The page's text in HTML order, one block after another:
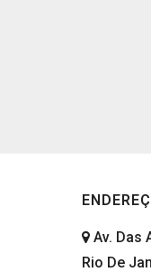
Av. Das
Rio De